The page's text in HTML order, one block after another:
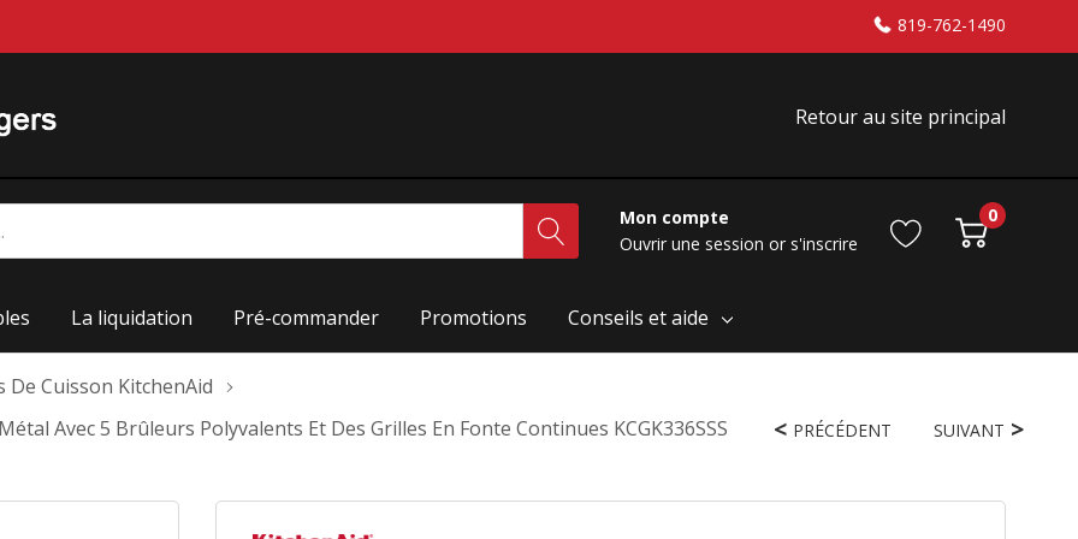
819-762-1490
Retour au site principal
Mon compte
Ouvrir une session or s'inscrire
0
La liquidation Pré-commander Promotions Conseils et aide
De Cuisson KitchenAid
Avec 5 Brûleurs Polyvalents Et Des Grilles En Fonte Continues KCGK336SSS
PRÉCÉDENT SUIVANT